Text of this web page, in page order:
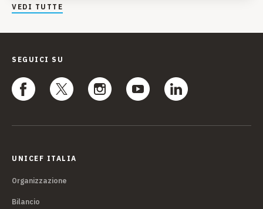
VEDI TUTTE
SEGUICI SU
UNICEF ITALIA
Organizzazione
Bilancio